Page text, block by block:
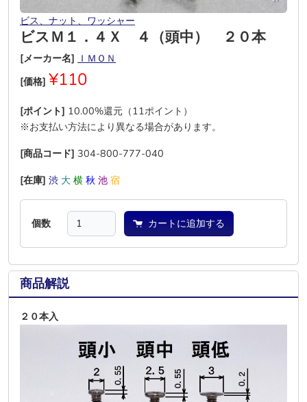
ビス、ナット、ワッシャー
ビスＭ１．４Ｘ ４（頭中） ２０本
[メーカー名] ＩＭＯＮ
[価格] ¥110
[ポイント] 10.00%還元（11ポイント）
※お支払い方法により異なる場合があります。
[商品コード] 304-800-777-040
[在庫] 渋 大 横 秋 池 宿
個数 カートに追加する
商品解説
２０本入